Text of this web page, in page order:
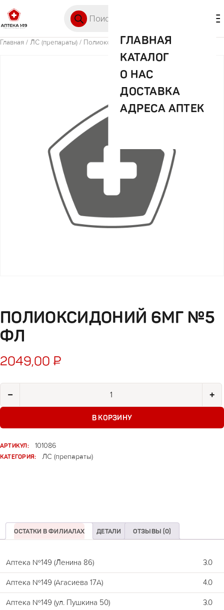
ГЛАВНАЯ
КАТАЛОГ
О НАС
ДОСТАВКА
АДРЕСА АПТЕК
Главная / ЛС (препараты) / Полиоксидоний 6мг №5 фл
ПОЛИОКСИДОНИЙ 6МГ №5
ФЛ
2049,00 ₽
− +
В КОРЗИНУ
АРТИКУЛ:
101086
КАТЕГОРИЯ:
ЛС (препараты)
ОСТАТКИ В ФИЛИАЛАХ ДЕТАЛИ ОТЗЫВЫ (0)
Аптека №149 (Ленина 86) 3.0
Аптека №149 (Агасиева 17А) 4.0
Аптека №149 (ул. Пушкина 50) 3.0